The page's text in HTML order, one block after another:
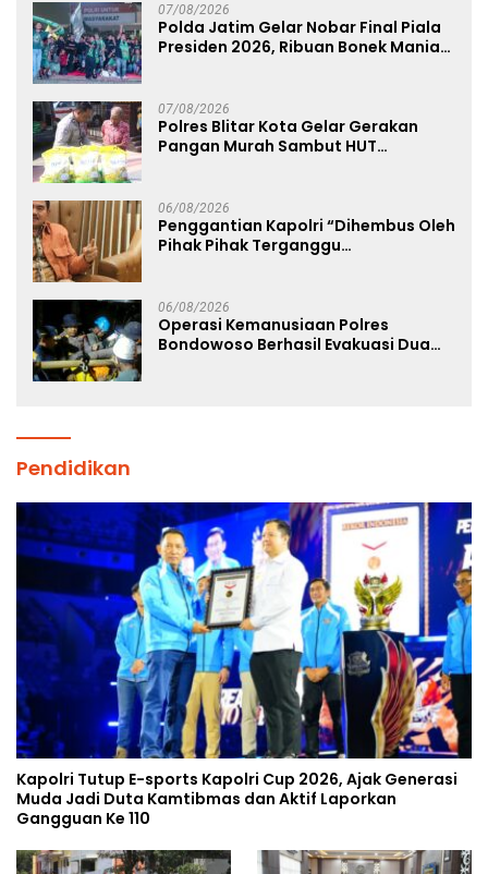
07/08/2026
Polda Jatim Gelar Nobar Final Piala
Presiden 2026, Ribuan Bonek Mania
07/08/2026
Polres Blitar Kota Gelar Gerakan
Pangan Murah Sambut HUT
06/08/2026
Penggantian Kapolri “Dihembus Oleh
Pihak Pihak Terganggu
06/08/2026
Operasi Kemanusiaan Polres
Bondowoso Berhasil Evakuasi Dua
Pendidikan
Kapolri Tutup E-sports Kapolri Cup 2026, Ajak Generasi
Muda Jadi Duta Kamtibmas dan Aktif Laporkan
Gangguan Ke 110